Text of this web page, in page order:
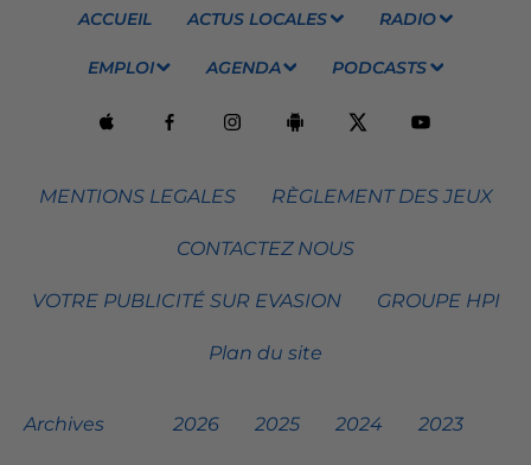
ACCUEIL ACTUS LOCALES RADIO
EMPLOI AGENDA PODCASTS
MENTIONS LEGALES RÈGLEMENT DES JEUX
CONTACTEZ NOUS
VOTRE PUBLICITÉ SUR EVASION GROUPE HPI
Plan du site
Archives 2026 2025 2024 2023